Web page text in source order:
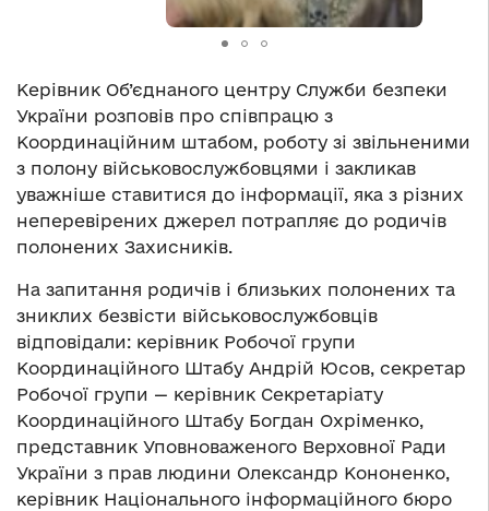
Керівник Об’єднаного центру Служби безпеки
України розповів про співпрацю з
Координаційним штабом, роботу зі звільненими
з полону військовослужбовцями і закликав
уважніше ставитися до інформації, яка з різних
неперевірених джерел потрапляє до родичів
полонених Захисників.
На запитання родичів і близьких полонених та
зниклих безвісти військовослужбовців
відповідали: керівник Робочої групи
Координаційного Штабу Андрій Юсов, секретар
Робочої групи — керівник Секретаріату
Координаційного Штабу Богдан Охріменко,
представник Уповноваженого Верховної Ради
України з прав людини Олександр Кононенко,
керівник Національного інформаційного бюро